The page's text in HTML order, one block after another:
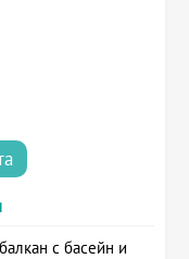
с басейн и